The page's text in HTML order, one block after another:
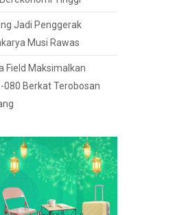
Jadi Penggerak
Musi Rawas
Field Maksimalkan
080 Berkat Terobosan